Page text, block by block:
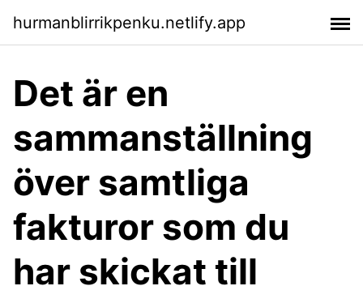
hurmanblirrikpenku.netlify.app
Det är en
sammanställning
över samtliga
fakturor som du
har skickat till